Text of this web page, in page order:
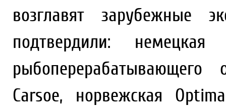
возглавят зарубежные
подтвердили:
рыбоперерабатывающего
Carsoe, норвежская